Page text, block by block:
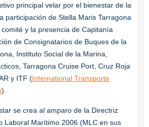
principal velar por el bienestar de la
participación de Stella Maris Tarragona
y la presencia de Capitanía
de Consignatarios de Buques de la
Instituto Social de la Marina,
Tarragona Cruise Port, Cruz Roja
y ITF (International Transporte
).
se crea al amparo de la Directriz
Laboral Marítimo 2006 (MLC en sus